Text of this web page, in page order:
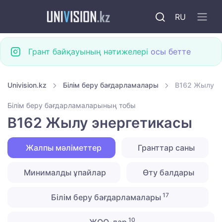
RU
Грант байқауының нәтижелері осы бетте
Univision.kz Білім беру бағдарламалары B162 Жылу
Білім беру бағдарламаларының тобы
B162 Жылу энергетикасы
Жалпы мәліметтер Гранттар саны
Минималды ұпайлар Өту балдары
Білім беру бағдарламалары 17
10